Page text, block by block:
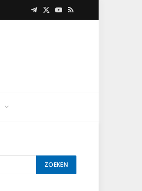
Telegram
X
YouTube
RSS